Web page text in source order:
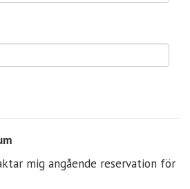
mig angående reservation för